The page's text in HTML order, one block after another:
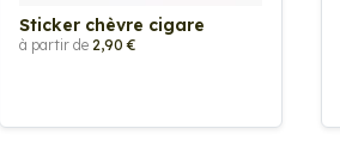
Sticker chèvre cigare
à partir de 2,90 €